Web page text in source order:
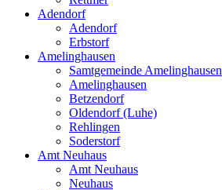
Adendorf
Adendorf
Erbstorf
Amelinghausen
Samtgemeinde Amelinghausen
Amelinghausen
Betzendorf
Oldendorf (Luhe)
Rehlingen
Soderstorf
Amt Neuhaus
Amt Neuhaus
Neuhaus